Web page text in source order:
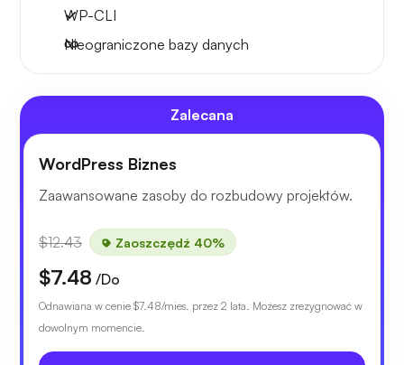
WP-CLI
Nieograniczone bazy danych
Zalecana
WordPress Biznes
Zaawansowane zasoby do rozbudowy projektów.
$12.43 Zaoszczędź 40%
$7.48 /Do
Odnawiana w cenie $7.48/mies. przez 2 lata. Możesz zrezygnować w
dowolnym momencie.